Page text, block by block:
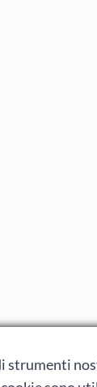
strumenti